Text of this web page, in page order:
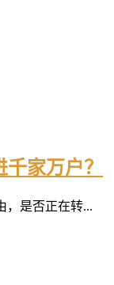
家万户？
，是否正在转...